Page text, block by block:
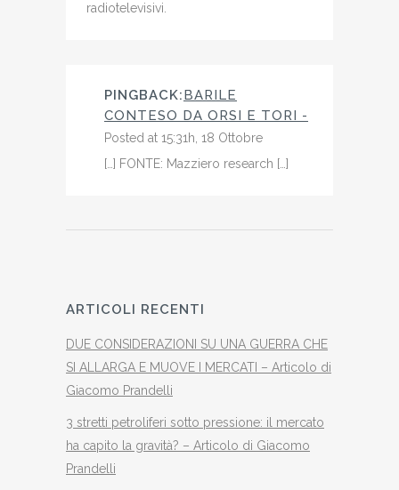
radiotelevisivi.
PINGBACK:BARILE
CONTESO DA ORSI E TORI -
Posted at 15:31h, 18 Ottobre
[…] FONTE: Mazziero research […]
ARTICOLI RECENTI
DUE CONSIDERAZIONI SU UNA GUERRA CHE
SI ALLARGA E MUOVE I MERCATI – Articolo di
Giacomo Prandelli
3 stretti petroliferi sotto pressione: il mercato
ha capito la gravità? – Articolo di Giacomo
Prandelli